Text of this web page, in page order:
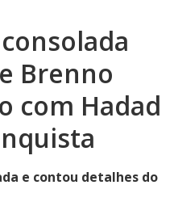
Brenno
com Hadad
e contou detalhes do